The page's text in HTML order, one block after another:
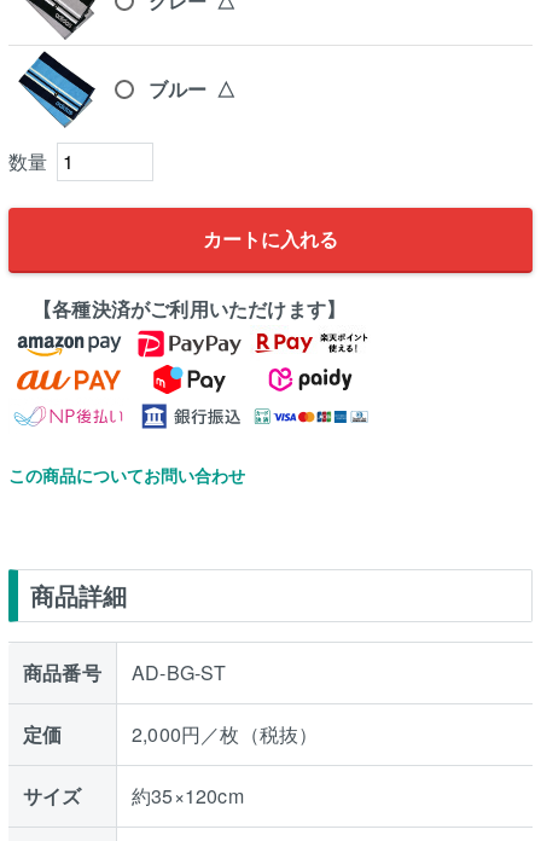
ブルー △
カートに入れる
【各種決済がご利用いただけます】
この商品についてお問い合わせ
商品詳細
商品番号 AD-BG-ST
定価 2,000円／枚（税抜）
サイズ 約35×120cm